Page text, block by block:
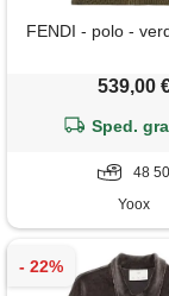
FENDI - polo -
539,00
Sped.
48 50
Yoox